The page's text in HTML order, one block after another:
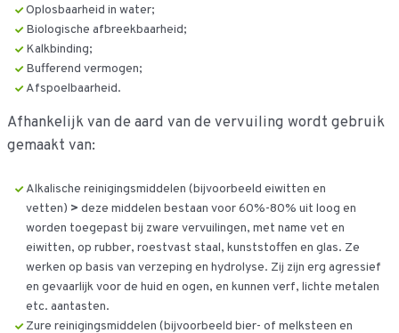
Oplosbaarheid in water;
Biologische afbreekbaarheid;
Kalkbinding;
Bufferend vermogen;
Afspoelbaarheid.
Afhankelijk van de aard van de vervuiling wordt gebruik
gemaakt van:
Alkalische reinigingsmiddelen (bijvoorbeeld eiwitten en
vetten) > deze middelen bestaan voor 60%-80% uit loog en
worden toegepast bij zware vervuilingen, met name vet en
eiwitten, op rubber, roestvast staal, kunststoffen en glas. Ze
werken op basis van verzeping en hydrolyse. Zij zijn erg agressief
en gevaarlijk voor de huid en ogen, en kunnen verf, lichte metalen
etc. aantasten.
Zure reinigingsmiddelen (bijvoorbeeld bier- of melksteen en